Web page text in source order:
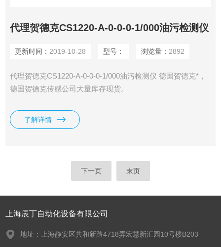
代理贺德克CS1220-A-0-0-0-1/000油污检测仪
更新时间： 2019-10-28 型号： 浏览量： 2892
代理贺德克CS1220-A-0-0-0-1/000油污检测仪 德国贺德克*，
德国贺德克传感公司大量库存现货。
了解详情
下一页 末页
上海辰丁自动化设备有限公司
地址：上海静安区共和新路4718弄宏慧新汇园10号楼B203